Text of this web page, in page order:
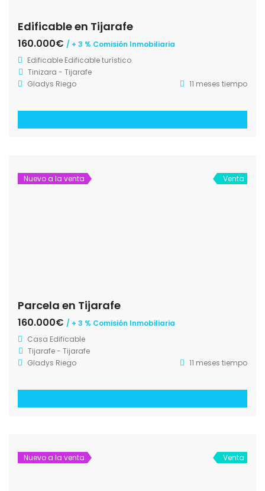
Edificable en Tijarafe
160.000€ / + 3 % Comisión Inmobiliaria
Edificable Edificable turístico
Tinizara - Tijarafe
Gladys Riego
11 meses tiempo
Nuevo a la venta Venta
Parcela en Tijarafe
160.000€ / + 3 % Comisión Inmobiliaria
Casa Edificable
Tijarafe - Tijarafe
Gladys Riego
11 meses tiempo
Nuevo a la venta Venta